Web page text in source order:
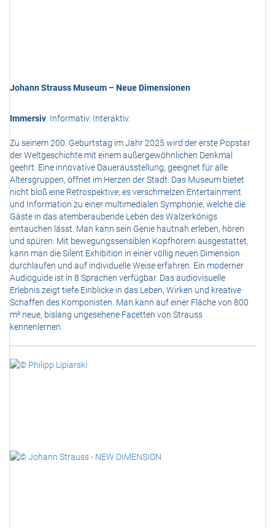
Johann Strauss Museum – Neue Dimensionen
Immersiv. Informativ. Interaktiv.
Zu seinem 200. Geburtstag im Jahr 2025 wird der erste Popstar
der Weltgeschichte mit einem außergewöhnlichen Denkmal
geehrt. Eine innovative Dauerausstellung, geeignet für alle
Altersgruppen, öffnet im Herzen der Stadt. Das Museum bietet
nicht bloß eine Retrospektive; es verschmelzen Entertainment
und Information zu einer multimedialen Symphonie, welche die
Gäste in das atemberaubende Leben des Walzerkönigs
eintauchen lässt. Man kann sein Genie hautnah erleben, hören
und spüren. Mit bewegungssensiblen Kopfhörern ausgestattet,
kann man die Silent Exhibition in einer völlig neuen Dimension
durchlaufen und auf individuelle Weise erfahren. Ein moderner
Audioguide ist in 8 Sprachen verfügbar. Das audiovisuelle
Erlebnis zeigt tiefe Einblicke in das Leben, Wirken und kreative
Schaffen des Komponisten. Man kann auf einer Fläche von 800
m² neue, bislang ungesehene Facetten von Strauss
kennenlernen.